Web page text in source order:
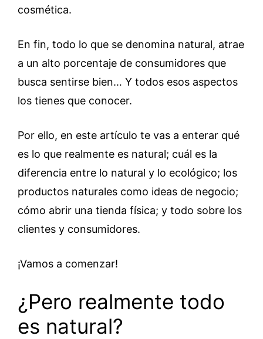
cosmética.
En fin, todo lo que se denomina natural, atrae
a un alto porcentaje de consumidores que
busca sentirse bien… Y todos esos aspectos
los tienes que conocer.
Por ello, en este artículo te vas a enterar qué
es lo que realmente es natural; cuál es la
diferencia entre lo natural y lo ecológico; los
productos naturales como ideas de negocio;
cómo abrir una tienda física; y todo sobre los
clientes y consumidores.
¡Vamos a comenzar!
¿Pero realmente todo
es natural?